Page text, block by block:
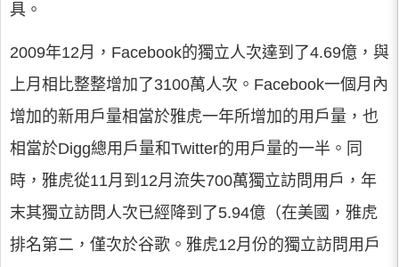
具。
2009年12月，Facebook的獨立人次達到了4.69億，與
上月相比整整增加了3100萬人次。Facebook一個月內
增加的新用戶量相當於雅虎一年所增加的用戶量，也
相當於Digg總用戶量和Twitter的用戶量的一半。同
時，雅虎從11月到12月流失700萬獨立訪問用戶，年
末其獨立訪問人次已經降到了5.94億（在美國，雅虎
排名第二，僅次於谷歌。雅虎12月份的獨立訪問用戶